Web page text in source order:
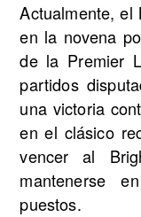
Actualmente, el
en la novena
de la Premier
partidos
una victoria
en el clásico
vencer al
mantenerse
puestos.